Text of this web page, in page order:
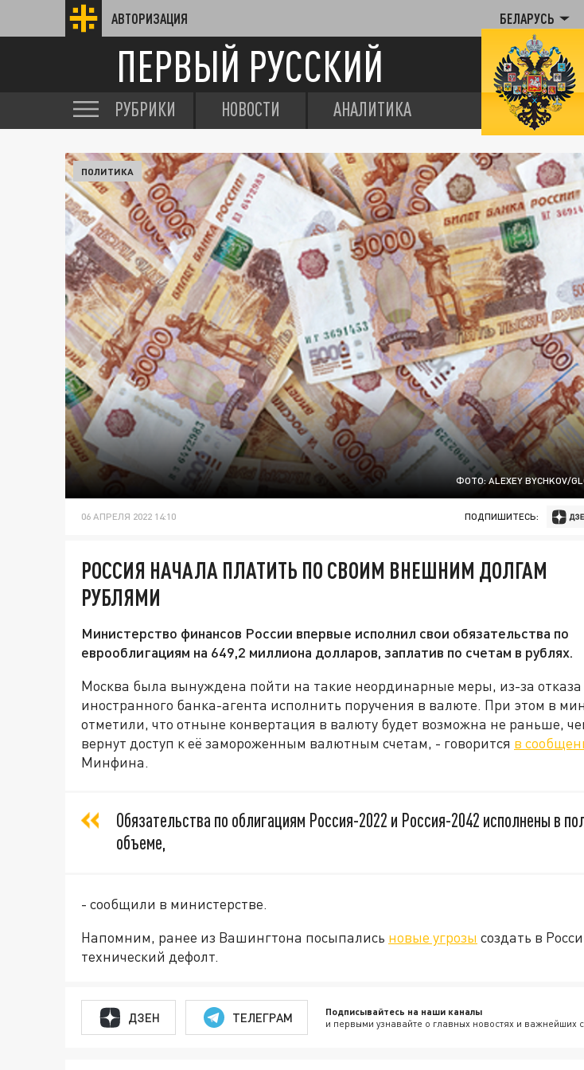
АВТОРИЗАЦИЯ БЕЛАРУСЬ
ПЕРВЫЙ РУССКИЙ
РУБРИКИ НОВОСТИ АНАЛИТИКА
ФОТО: ALEXEY BYCHKOV/
ПОЛИТИКА
06 АПРЕЛЯ 2022 14:10 ПОДПИШИТЕСЬ:
РОССИЯ НАЧАЛА ПЛАТИТЬ ПО СВОИМ ВНЕШНИМ ДОЛГАМ
РУБЛЯМИ
Министерство финансов России впервые исполнил свои обязательства по
еврооблигациям на 649,2 миллиона долларов, заплатив по счетам в рублях.
Москва была вынуждена пойти на такие неординарные меры, из-за отказа
иностранного банка-агента исполнить поручения в валюте. При этом в
отметили, что отныне конвертация в валюту будет возможна не раньше,
вернут доступ к её замороженным валютным счетам, - говорится в
Минфина.
Обязательства по облигациям Россия-2022 и Россия-2042 исполнены в
объеме,
- сообщили в министерстве.
Напомним, ранее из Вашингтона посыпались новые угрозы создать в
технический дефолт.
ДЗЕН ТЕЛЕГРАМ Подписывайтесь на наши каналы
и первыми узнавайте о главных новостях и важнейших